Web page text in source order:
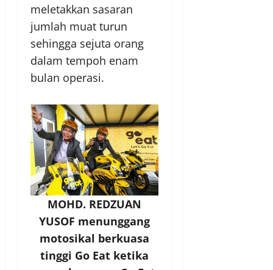
meletakkan sasaran
jumlah muat turun
sehingga sejuta orang
dalam tempoh enam
bulan operasi.
MOHD. REDZUAN
YUSOF menunggang
motosikal berkuasa
tinggi Go Eat ketika